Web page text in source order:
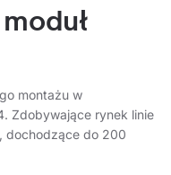
montażu w
Zdobywające rynek linie
dochodzące do 200